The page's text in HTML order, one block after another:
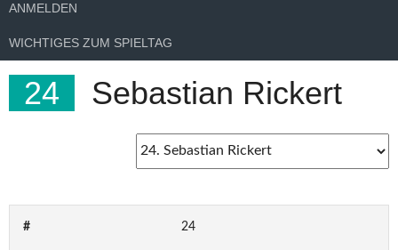
ANMELDEN
WICHTIGES ZUM SPIELTAG
24 Sebastian Rickert
# 24